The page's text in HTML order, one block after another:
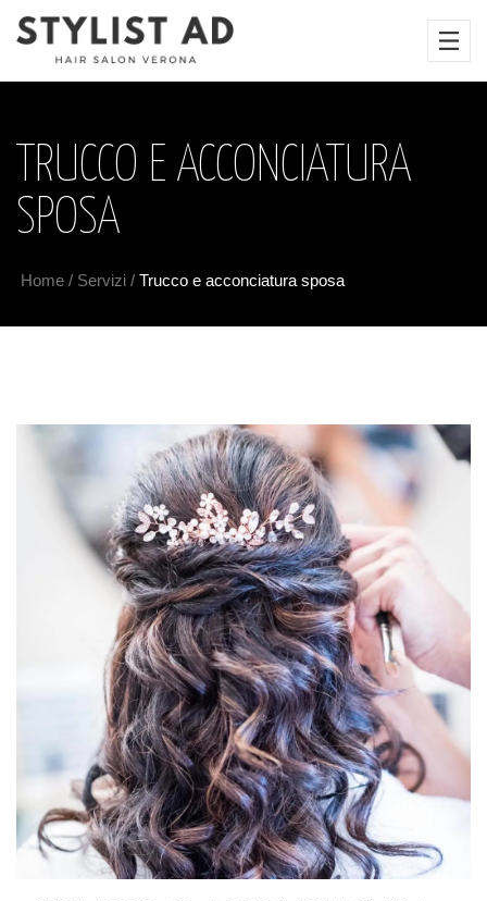
TRUCCO E ACCONCIATURA
SPOSA
Home / Servizi / Trucco e acconciatura sposa